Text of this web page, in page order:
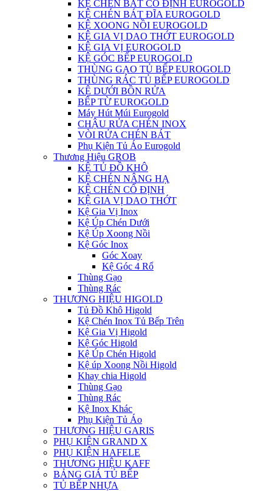
KỆ CHÉN BÁT CỐ ĐỊNH EUROGOLD
KỆ CHÉN BÁT ĐĨA EUROGOLD
KỆ XOONG NỒI EUROGOLD
KỆ GIA VỊ DAO THỚT EUROGOLD
KỆ GIA VỊ EUROGOLD
KỆ GÓC BẾP EUROGOLD
THÙNG GẠO TỦ BẾP EUROGOLD
THÙNG RÁC TỦ BẾP EUROGOLD
KỆ DƯỚI BỒN RỬA
BẾP TỪ EUROGOLD
Máy Hút Múi Eurogold
CHẬU RỬA CHÉN INOX
VÒI RỬA CHÉN BÁT
Phụ Kiện Tủ Áo Eurogold
Thương Hiệu GROB
KỆ TỦ ĐỒ KHÔ
KỆ CHÉN NÂNG HẠ
KỆ CHÉN CỐ ĐỊNH
KỆ GIA VỊ DAO THỚT
Kệ Gia Vị Inox
Kệ Úp Chén Dưới
Kệ Úp Xoong Nồi
Kệ Góc Inox
Góc Xoay
Kệ Góc 4 Rổ
Thùng Gạo
Thùng Rác
THƯƠNG HIỆU HIGOLD
Tủ Đồ Khô Higold
Kệ Chén Inox Tủ Bếp Trên
Kệ Gia Vị Higold
Kệ Góc Higold
Kệ Úp Chén Higold
Kệ úp Xoong Nồi Higold
Khay chia Higold
Thùng Gạo
Thùng Rác
Kệ Inox Khác
Phụ Kiện Tủ Áo
THƯƠNG HIỆU GARIS
PHỤ KIỆN GRAND X
PHỤ KIỆN HAFELE
THƯƠNG HIỆU KAFF
BẢNG GIÁ TỦ BẾP
TỦ BẾP NHỰA